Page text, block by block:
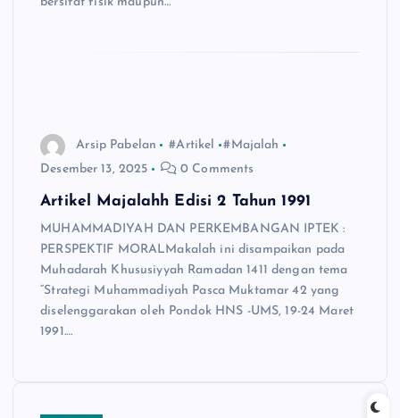
Arsip Pabelan #Artikel
#Majalah
Desember 13, 2025
0 Comments
Artikel Majalahh Edisi 2 Tahun 1991
MUHAMMADIYAH DAN PERKEMBANGAN IPTEK :
PERSPEKTIF MORALMakalah ini disampaikan pada
Muhadarah Khususiyyah Ramadan 1411 dengan tema
“Strategi Muhammadiyah Pasca Muktamar 42 yang
diselenggarakan oleh Pondok HNS -UMS, 19-24 Maret
1991.…